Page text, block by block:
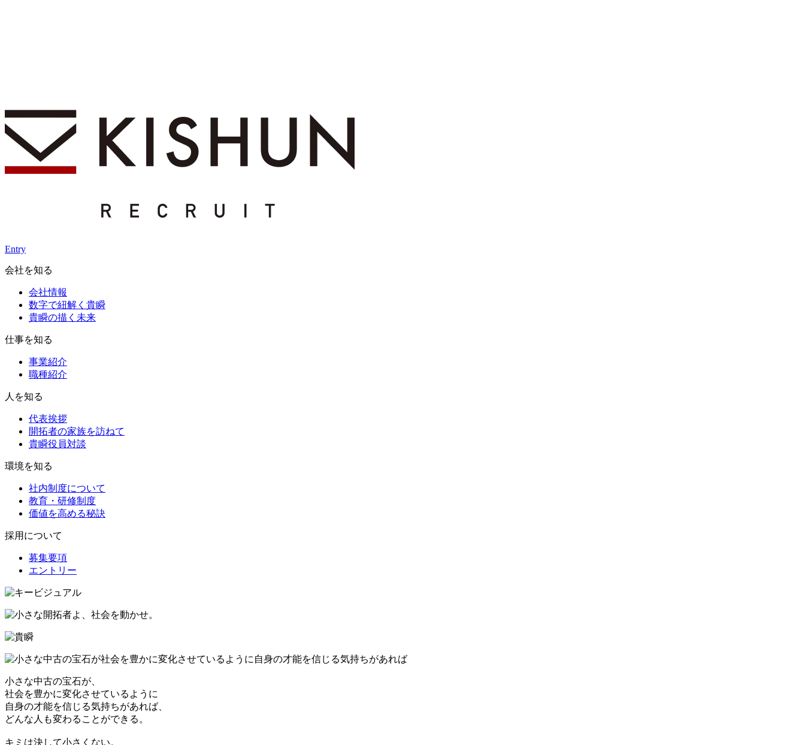
Entry
会社を知る
会社情報
数字で紐解く貴瞬
貴瞬の描く未来
仕事を知る
事業紹介
職種紹介
人を知る
代表挨拶
開拓者の家族を訪ねて
貴瞬役員対談
環境を知る
社内制度について
教育・研修制度
価値を高める秘訣
採用について
募集要項
エントリー
小さな中古の宝石が、
社会を豊かに変化させているように
自身の才能を信じる気持ちがあれば、
どんな人も変わることができる。
キミは決して小さくない。